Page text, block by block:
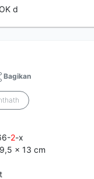
d
Bagikan
2-x
x 13 cm